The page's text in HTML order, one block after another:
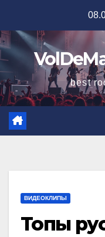
содержимому
best
ВИДЕОКЛИПЫ
Топы